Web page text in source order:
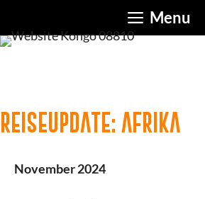
Inhalt
springen
Menu
REISEUPDATE: AFRIKA
November 2024